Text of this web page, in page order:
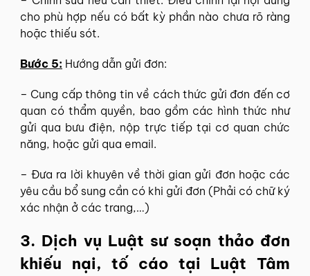
cho phù hợp nếu có bất kỳ phần nào chưa rõ ràng
hoặc thiếu sót.
Bước 5: Hướng dẫn gửi đơn:
– Cung cấp thông tin về cách thức gửi đơn đến cơ
quan có thẩm quyền, bao gồm các hình thức như
gửi qua bưu điện, nộp trực tiếp tại cơ quan chức
năng, hoặc gửi qua email.
– Đưa ra lời khuyên về thời gian gửi đơn hoặc các
yêu cầu bổ sung cần có khi gửi đơn (Phải có chữ ký
xác nhận ở các trang,…)
3. Dịch vụ Luật sư soạn thảo đơn
khiếu nại, tố cáo tại Luật Tâm